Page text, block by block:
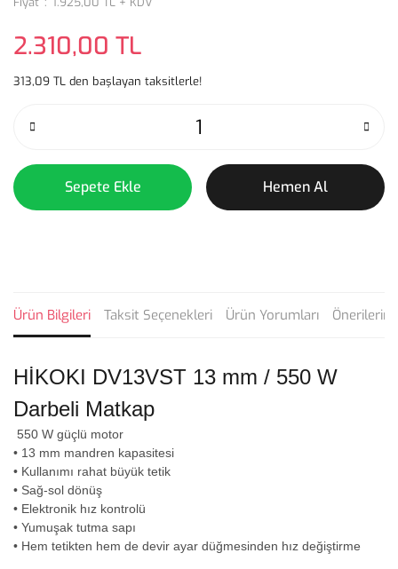
2.310,00 TL
313,09 TL den başlayan taksitlerle!
Sepete Ekle Hemen Al
Ürün Bilgileri Taksit Seçenekleri Ürün Yorumları
HİKOKI DV13VST 13 mm / 550 W
Darbeli Matkap
550 W güçlü motor
• 13 mm mandren kapasitesi
• Kullanımı rahat büyük tetik
• Sağ-sol dönüş
• Elektronik hız kontrolü
• Yumuşak tutma sapı
• Hem tetikten hem de devir ayar düğmesinden hız değiştirme